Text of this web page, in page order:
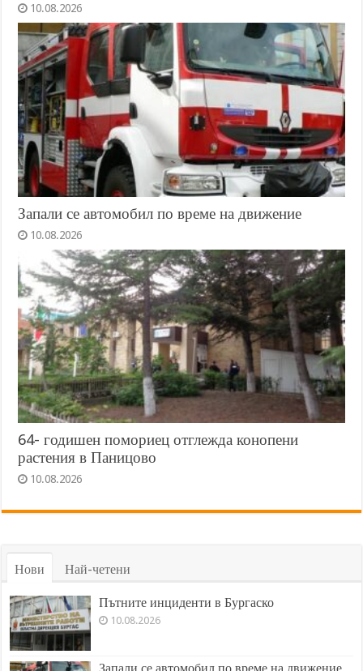
10.08.2026
Запали се автомобил по време на движение
10.08.2026
64- годишен помориец отглежда конопени
растения в Паницово
10.08.2026
Нови Най-четени
Пътните инциденти в Бургаско
10.08.2026